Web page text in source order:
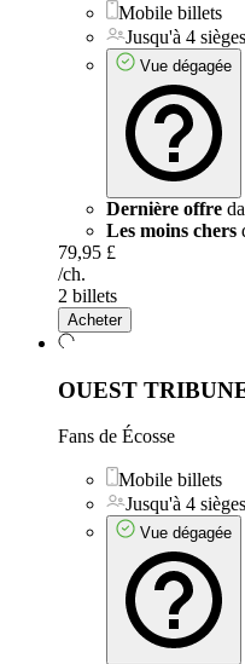
Mobile billets
Jusqu'à 4
Vue dégagée
Dernière offre
Les moins chers
79,95 £
/ch.
2 billets
Acheter
OUEST
Fans de Écosse
Mobile billets
Jusqu'à 4
Vue dégagée